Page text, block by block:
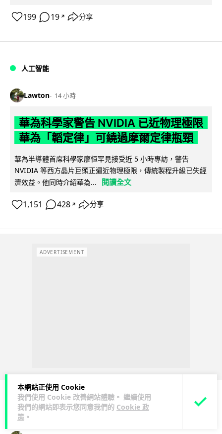
本網站正使用 Cookie
我們使用 Cookie 改善網站體驗。 繼續使用
我們的網站即表示您同意我們的 Cookie 政
策 。
199 19 ↗ 分享
人工智能
Lawton 14 小時
華為科學家警告 NVIDIA 已近物理極限
華為「韜定律」可繞過摩爾定律瓶頸
華為半導體首席科學家廖恒罕見接受近 5 小時專訪，警告
NVIDIA 等西方晶片巨頭正逼近物理極限，傳統製程升級已失經
濟效益。他同時介紹華為...
閱讀全文
1,151 428 ↗ 分享
ADVERTISEMENT
科技娛樂 生活娛樂 城中熱話